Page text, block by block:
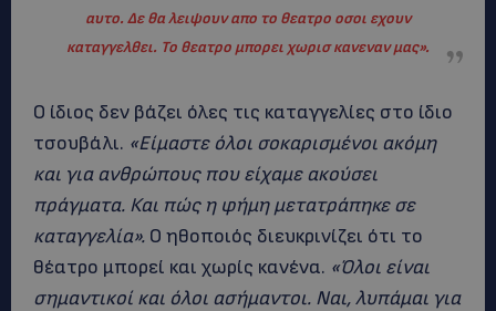
αυτο. Δε θα λειψουν απο το θεατρο οσοι εχουν
καταγγελθει. Το θεατρο μπορει χωρισκανεναν μας».
Ο ίδιος δεν βάζει όλες τις καταγγελίες στο ίδιο
τσουβάλι. «Είμαστε όλοι σοκαρισμένοι ακόμη
και για ανθρώπους που είχαμε ακούσει
πράγματα. Και πώς η φήμη μετατράπηκε σε
καταγγελία». Ο ηθοποιός διευκρινίζει ότι το
θέατρο μπορεί και χωρίς κανένα. «Όλοι είναι
σημαντικοί και όλοι ασήμαντοι. Ναι, λυπάμαι για